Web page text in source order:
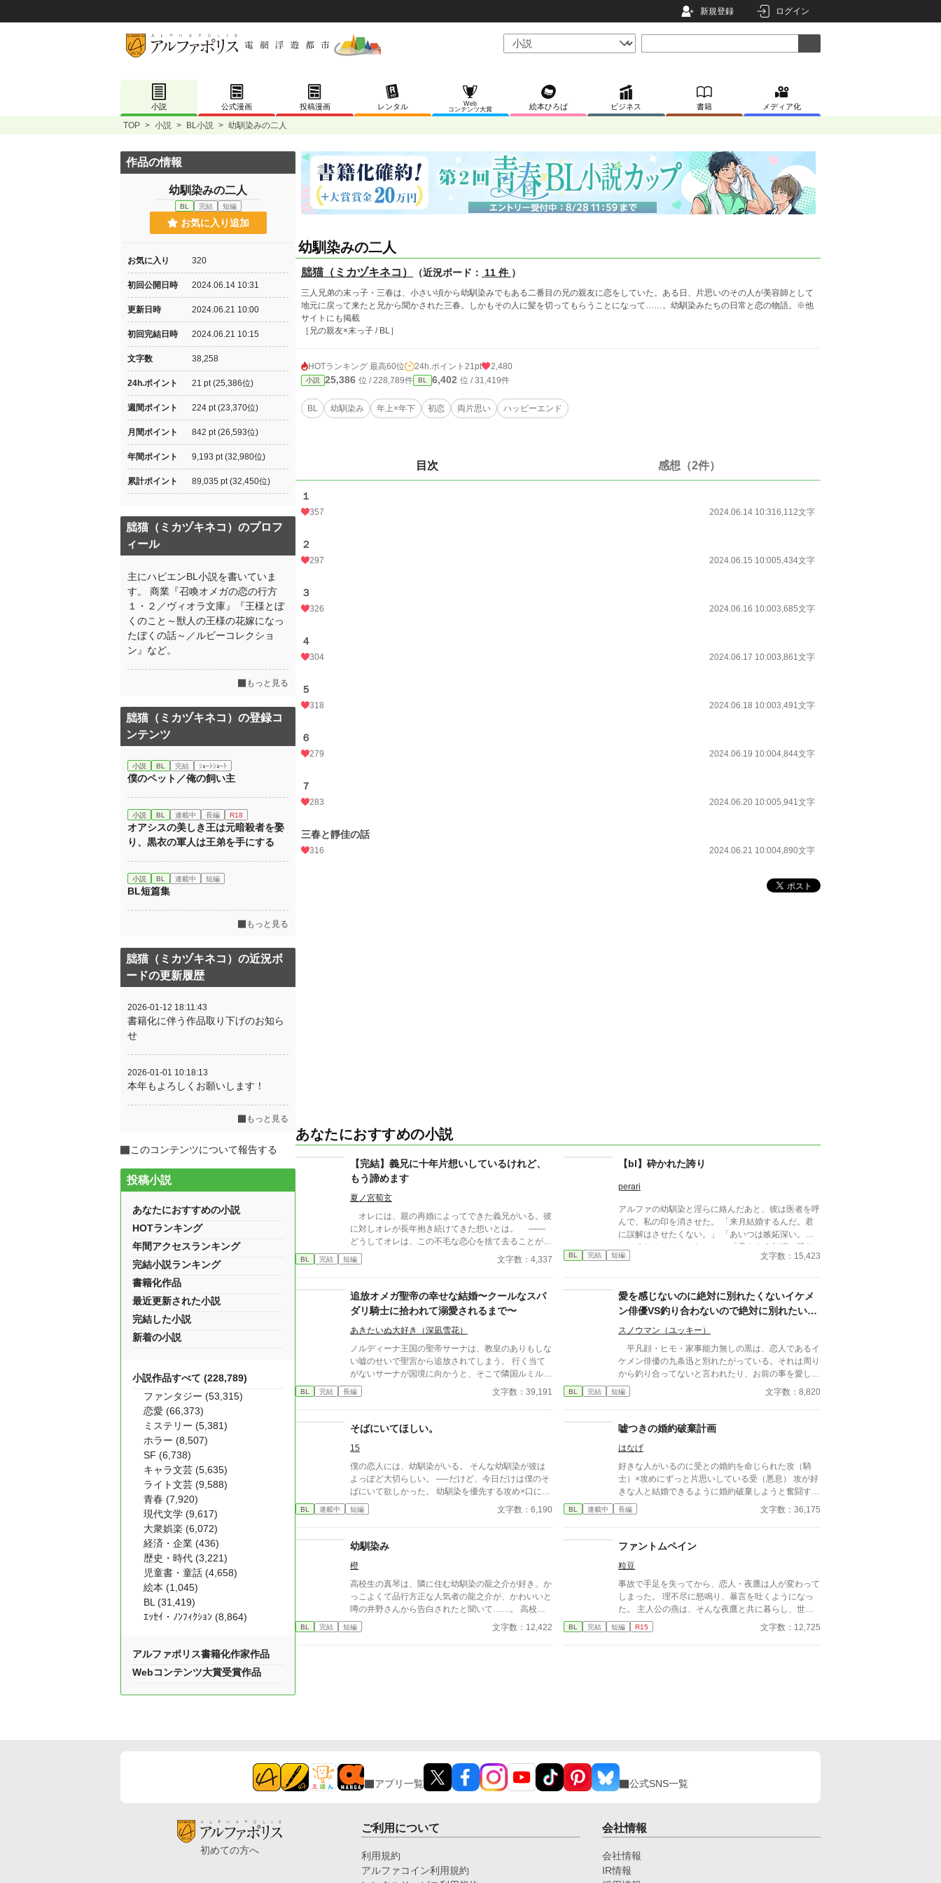
新規登録 ログイン
小説 公式漫画 投稿漫画 レンタル
Web
コンテンツ大賞
絵本ひろば ビジネス 書籍 メディア化
TOP > 小説 > BL小説 > 幼馴染みの二人
幼馴染みの二人
朏猫（ミカヅキネコ） （近況ボード： 11 件 ）
三人兄弟の末っ子・三春は、小さい頃から幼馴染みでもある二番目の兄の親友に恋をしていた。ある日、片思いのその人が美容師として
地元に戻って来たと兄から聞かされた三春。しかもその人に髪を切ってもらうことになって……。幼馴染みたちの日常と恋の物語。※他
サイトにも掲載
［兄の親友×末っ子 / BL］
HOTランキング 最高60位 24h.ポイント 21pt 2,480
小説 25,386 位 / 228,789件 BL 6,402 位 / 31,419件
BL 幼馴染み 年上×年下 初恋 両片思い ハッピーエンド
目次 感想（2件）
１
357 2024.06.14 10:316,112文字
２
297 2024.06.15 10:005,434文字
３
326 2024.06.16 10:003,685文字
４
304 2024.06.17 10:003,861文字
５
318 2024.06.18 10:003,491文字
６
279 2024.06.19 10:004,844文字
７
283 2024.06.20 10:005,941文字
三春と靜佳の話
316 2024.06.21 10:004,890文字
あなたにおすすめの小説
【完結】義兄に十年片想いしているけれど、
もう諦めます
夏ノ宮萄玄
オレには、親の再婚によってできた義兄がいる。彼
に対しオレが長年抱き続けてきた想いとは。 ――
どうしてオレは、この不毛な恋心を捨て去ることがで
きないのだろう。 懊悩する義弟の桧理（かいり）
に訪れた終わり。 義兄×義弟。美形で穏やかな社会
考の義弟の話。短編小説です。
BL 完結 短編 文字数：4,337
【bl】砕かれた誇り
perari
アルファの幼馴染と淫らに絡んだあと、彼は医者を呼
んで、私の印を消させた。 「来月結婚するんだ。君
に誤解はさせたくない。」 「あいつは嫉妬深い。泣
かせるわけにはいかない。」 「君ももう年頃の残り
物のオメガだろ？ 俺の印をつけたまま、他のアルフ
小切手を私に投げ渡す。 「長い間、俺に従ってきた
んだから、君を傷つけたりはしない。」 「結婚の日
くつかのコメントを拝見し、大変申し訳なく思ってお
ります。 私は現在日本語を勉強しており、この文章
はAI作品ではありませんが、 一部に翻訳ソフトを使
用しています。 もし読んでくださる中で日本語のお
かしな点をご指摘いただけましたら、 本当にありが
たく思います。
BL 完結 短編 文字数：15,423
追放オメガ聖帝の幸せな結婚〜クールなスパ
ダリ騎士に拾われて溺愛されるまで〜
あきたいぬ大好き（深凪雪花）
ノルディーナ王国の聖帝サーナは、教皇のありもしな
い嘘のせいで聖宮から追放されてしまう。 行く当て
がないサーナが国境に向かうと、そこで隣国ルミルカ
王国の騎士であるムーシュと出会う。ムーシュから諸
事情により偽装結婚を提案されて、サーナは期限付き
らうことに。 異国暮らしに慣れていく中で、やがて
ムーシュから溺愛されるようになり……？
BL 完結 長編 文字数：39,191
愛を感じないのに絶対に別れたくないイケメ
ン俳優VS釣り合わないので絶対に別れたい平
凡な俺
スノウマン（ユッキー）
平凡顔・ヒモ・家事能力無しの黒は、恋人であるイ
ケメン俳優の九条迅と別れたがっている。それは周り
から釣り合ってないと言われたり、お前の事を愛して
ない人間なんて止めておけと忠告されたからだ。だが
何度黒が別れようとしても、迅は首を縦に振らない。
と言うが――。黒は果たして迅と別れることが出来る
のか！？
BL 完結 短編 文字数：8,820
そばにいてほしい。
15
僕の恋人には、幼馴染がいる。 そんな幼馴染が彼は
よっぽど大切らしい。 ──だけど、今日だけは僕のそ
ばにいて欲しかった。 幼馴染を優先する攻め×口に出
せない受け 安心してください、ハピエンです。
BL 連載中 短編 文字数：6,190
嘘つきの婚約破棄計画
はなげ
好きな人がいるのに受との婚約を命じられた攻（騎
士）×攻めにずっと片思いしている受（悪息） 攻が好
きな人と結婚できるように婚約破棄しようと奮闘する
受の話です。
BL 連載中 長編 文字数：36,175
幼馴染み
橙
高校生の真琴は、隣に住む幼馴染の龍之介が好き。か
っこよくて品行方正な人気者の龍之介が、かわいいと
噂の井野さんから告白されたと聞いて……。 高校生
同士の瑞々しくて甘酸っぱい恋模様。
BL 完結 短編 文字数：12,422
ファントムペイン
粒豆
事故で手足を失ってから、恋人・夜鷹は人が変わって
しまった。 理不尽に怒鳴り、暴言を吐くようになっ
た。 主人公の燕は、そんな夜鷹と共に暮らし、世話
を焼く。 手足を失い、攻撃的になった夜鷹の世話を
するのは決して楽ではなかった…… 手足を失った恋
BL 完結 短編 R15 文字数：12,725
作品の情報
幼馴染みの二人
BL 完結 短編
お気に入り追加
お気に入り 320
初回公開日時 2024.06.14 10:31
更新日時 2024.06.21 10:00
初回完結日時 2024.06.21 10:15
文字数 38,258
24h.ポイント 21 pt (25,386位)
週間ポイント 224 pt (23,370位)
月間ポイント 842 pt (26,593位)
年間ポイント 9,193 pt (32,980位)
累計ポイント 89,035 pt (32,450位)
朏猫（ミカヅキネコ）のプロフ
ィール
主にハピエンBL小説を書いていま
す。 商業『召喚オメガの恋の行方
１・２／ヴィオラ文庫』『王様とぼ
くのこと～獣人の王様の花嫁になっ
たぼくの話～／ルビーコレクショ
ン』など。
もっと見る
朏猫（ミカヅキネコ）の登録コ
ンテンツ
小説 BL 完結 ｼｮｰﾄｼｮｰﾄ
僕のペット／俺の飼い主
小説 BL 連載中 長編 R18
オアシスの美しき王は元暗殺者を娶
り、黒衣の軍人は王弟を手にする
小説 BL 連載中 短編
BL短篇集
もっと見る
朏猫（ミカヅキネコ）の近況ボ
ードの更新履歴
2026-01-12 18:11:43
書籍化に伴う作品取り下げのお知ら
せ
2026-01-01 10:18:13
本年もよろしくお願いします！
もっと見る
このコンテンツについて報告する
投稿小説
あなたにおすすめの小説
HOTランキング
年間アクセスランキング
完結小説ランキング
書籍化作品
最近更新された小説
完結した小説
新着の小説
小説作品すべて (228,789)
ファンタジー (53,315)
恋愛 (66,373)
ミステリー (5,381)
ホラー (8,507)
SF (6,738)
キャラ文芸 (5,635)
ライト文芸 (9,588)
青春 (7,920)
現代文学 (9,617)
大衆娯楽 (6,072)
経済・企業 (436)
歴史・時代 (3,221)
児童書・童話 (4,658)
絵本 (1,045)
BL (31,419)
ｴｯｾｲ・ﾉﾝﾌｨｸｼｮﾝ (8,864)
アルファポリス書籍化作家作品
Webコンテンツ大賞受賞作品
アプリ一覧 公式SNS一覧
初めての方へ
ご利用について
利用規約
アルファコイン利用規約
会社情報
会社情報
IR情報